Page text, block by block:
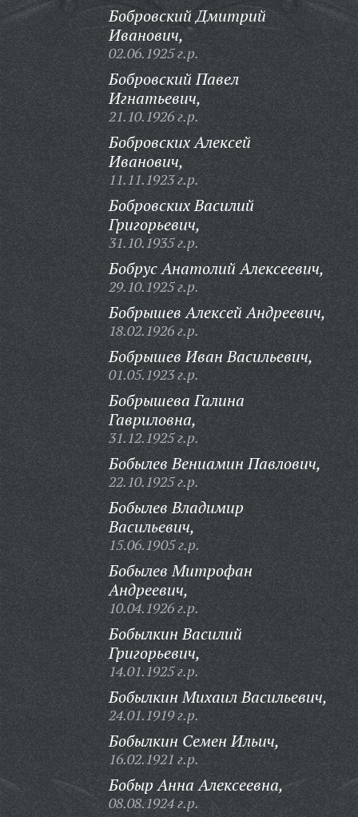
Бобровский Дмитрий
Иванович,
02.06.1925 г.р.
Бобровский Павел
Игнатьевич,
21.10.1926 г.р.
Бобровских Алексей
Иванович,
11.11.1923 г.р.
Бобровских Василий
Григорьевич,
31.10.1935 г.р.
Бобрус Анатолий Алексеевич,
29.10.1925 г.р.
Бобрышев Алексей Андреевич,
18.02.1926 г.р.
Бобрышев Иван Васильевич,
01.05.1923 г.р.
Бобрышева Галина
Гавриловна,
31.12.1925 г.р.
Бобылев Вениамин Павлович,
22.10.1925 г.р.
Бобылев Владимир
Васильевич,
15.06.1905 г.р.
Бобылев Митрофан
Андреевич,
10.04.1926 г.р.
Бобылкин Василий
Григорьевич,
14.01.1925 г.р.
Бобылкин Михаил Васильевич,
24.01.1919 г.р.
Бобылкин Семен Ильич,
16.02.1921 г.р.
Бобыр Анна Алексеевна,
08.08.1924 г.р.